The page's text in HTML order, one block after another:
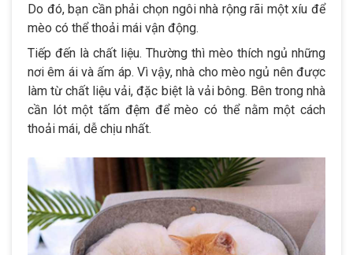
Do đó, bạn cần phải chọn ngôi nhà rộng rãi một xíu để
mèo có thể thoải mái vận động.
Tiếp đến là chất liệu. Thường thì mèo thích ngủ những
nơi êm ái và ấm áp. Vì vậy, nhà cho mèo ngủ nên được
làm từ chất liệu vải, đặc biệt là vải bông. Bên trong nhà
cần lót một tấm đệm để mèo có thể nằm một cách
thoải mái, dễ chịu nhất.